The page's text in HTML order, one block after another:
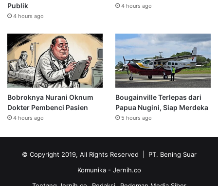
Publik
4 hours ago
4 hours ago
Bobroknya Nurani Oknum
Dokter Pembenci Pasien
4 hours ago
Bougainville Terlepas dari
Papua Nugini, Siap Merdeka
5 hours ago
© Copyright 2019, All Rights Reserved | PT. Bening Suar
Komunika - Jernih.co